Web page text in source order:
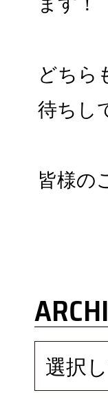
どちら
待ちし
皆様の
選択